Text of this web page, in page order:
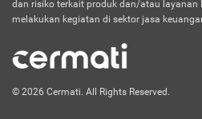
dan risiko terkait produk dan/atau layanan
melakukan kegiatan di sektor jasa
© 2026 Cermati. All Rights Reserved.